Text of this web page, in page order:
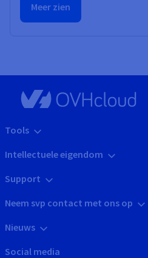
Meer zien
Tools
Intellectuele eigendom
Support
Neem svp contact met ons op
Nieuws
Social media